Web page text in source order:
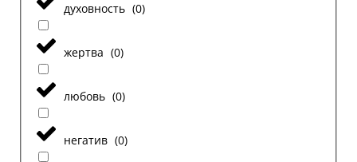
духовность (0)
жертва (0)
любовь (0)
негатив (0)